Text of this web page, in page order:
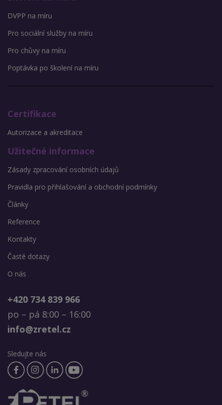
DVPP na míru
Pro sociální služby na míru
Pro chůvy na míru
Poptávka po školení na míru
Certifikace
Autorizace a akreditace
Užitečné informace
Zásady zpracování osobních údajů
Pravidla pro přihlašování a obchodní podmínky
Články
Reference
Kontakty
Časté dotazy
O nás
+420 734 839 966
po – pá 8:00 – 16:00
info@zretel.cz
Sledujte nás